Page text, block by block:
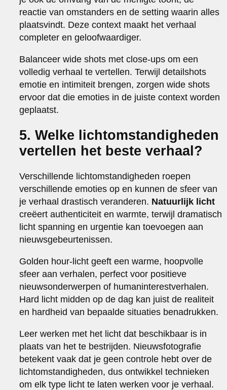
reactie van omstanders en de setting waarin alles
plaatsvindt. Deze context maakt het verhaal
completer en geloofwaardiger.
Balanceer wide shots met close-ups om een
volledig verhaal te vertellen. Terwijl detailshots
emotie en intimiteit brengen, zorgen wide shots
ervoor dat die emoties in de juiste context worden
geplaatst.
5. Welke lichtomstandigheden
vertellen het beste verhaal?
Verschillende lichtomstandigheden roepen
verschillende emoties op en kunnen de sfeer van
je verhaal drastisch veranderen. Natuurlijk licht
creëert authenticiteit en warmte, terwijl dramatisch
licht spanning en urgentie kan toevoegen aan
nieuwsgebeurtenissen.
Golden hour-licht geeft een warme, hoopvolle
sfeer aan verhalen, perfect voor positieve
nieuwsonderwerpen of humaninterestverhalen.
Hard licht midden op de dag kan juist de realiteit
en hardheid van bepaalde situaties benadrukken.
Leer werken met het licht dat beschikbaar is in
plaats van het te bestrijden. Nieuwsfotografie
betekent vaak dat je geen controle hebt over de
lichtomstandigheden, dus ontwikkel technieken
om elk type licht te laten werken voor je verhaal.